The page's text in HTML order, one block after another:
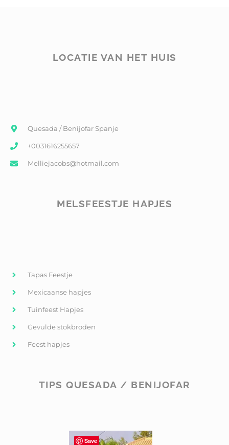
LOCATIE VAN HET HUIS
Quesada / Benijofar Spanje
+0031616255657
Melliejacobs@hotmail.com
MELSFEESTJE HAPJES
Tapas Feestje
Mexicaanse hapjes
Tuinfeest Hapjes
Gevulde stokbroden
Feest hapjes
TIPS QUESADA / BENIJOFAR
Save